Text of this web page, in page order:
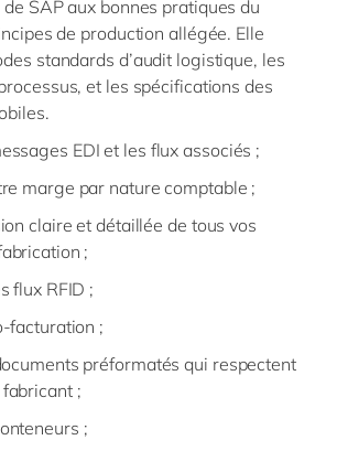
SAP aux bonnes pratiques du
de production allégée. Elle
standards d’audit logistique, les
et les spécifications des
EDI et les flux associés ;
marge par nature comptable ;
claire et détaillée de tous vos
;
flux RFID ;
facturation ;
préformatés qui respectent
;
;